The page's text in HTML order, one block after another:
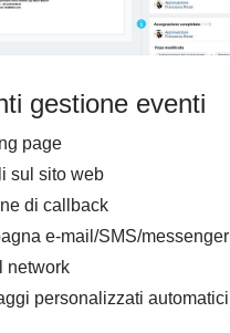
gestione eventi
page
sul sito web
di callback
e-mail/SMS/messenger
network
personalizzati automatici